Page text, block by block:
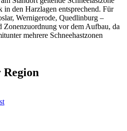
in den Harzlagen entsprechend. Für
Wernigerode, Quedlinburg –
Zonenzuordnung vor dem Aufbau, da
mehrere Schneehastzonen